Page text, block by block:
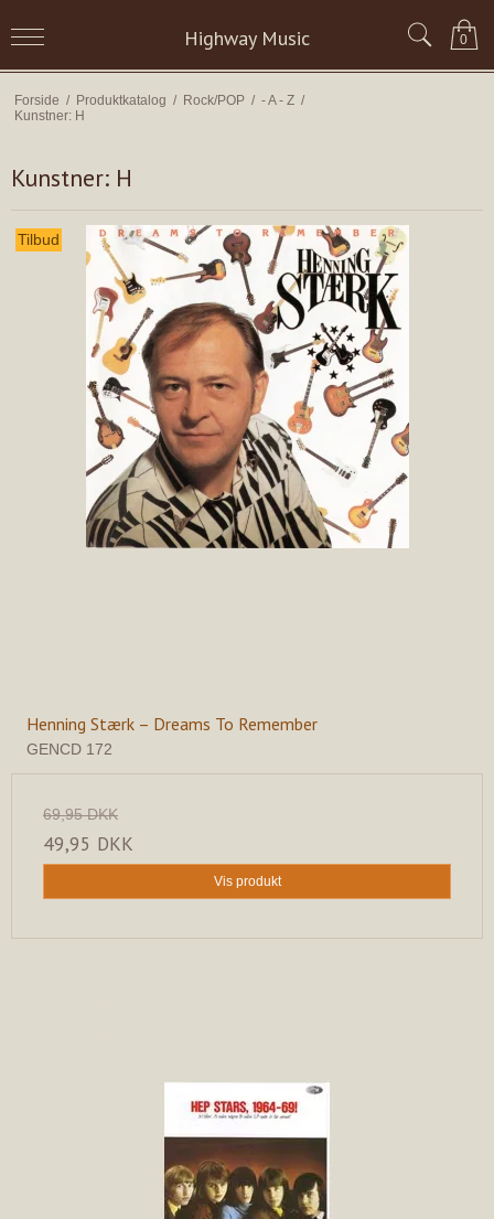
Highway Music 0
Forside / Produktkatalog / Rock/POP / - A - Z /
Kunstner: H
Kunstner: H
Tilbud
Henning Stærk – Dreams To Remember
GENCD 172
69,95 DKK
49,95 DKK
Vis produkt